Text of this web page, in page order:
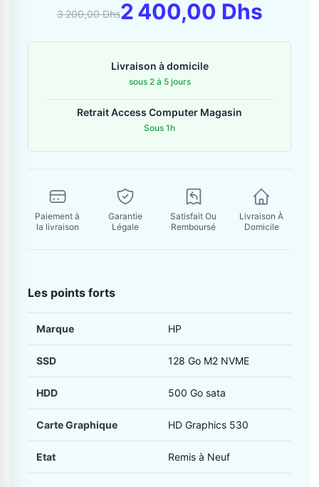
Envoyer un message
3 200,00 Dhs2 400,00 Dhs
Livraison à domicile
sous 2 à 5 jours
Retrait Access Computer Magasin
Sous 1h
Paiement à
la livraison
Garantie
Légale
Satisfait Ou
Remboursé
Livraison À
Domicile
Les points forts
Marque HP
SSD 128 Go M2 NVME
HDD 500 Go sata
Carte Graphique HD Graphics 530
Etat Remis à Neuf